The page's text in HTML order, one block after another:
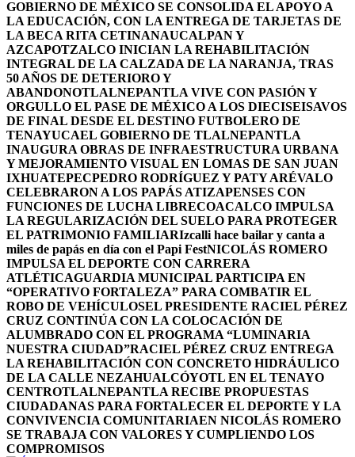
GOBIERNO DE MÉXICO SE CONSOLIDA EL APOYO A
LA EDUCACIÓN, CON LA ENTREGA DE TARJETAS DE
LA BECA RITA CETINANAUCALPAN Y
AZCAPOTZALCO INICIAN LA REHABILITACIÓN
INTEGRAL DE LA CALZADA DE LA NARANJA, TRAS
50 AÑOS DE DETERIORO Y
ABANDONOTLALNEPANTLA VIVE CON PASIÓN Y
ORGULLO EL PASE DE MÉXICO A LOS DIECISEISAVOS
DE FINAL DESDE EL DESTINO FUTBOLERO DE
TENAYUCAEL GOBIERNO DE TLALNEPANTLA
INAUGURA OBRAS DE INFRAESTRUCTURA URBANA
Y MEJORAMIENTO VISUAL EN LOMAS DE SAN JUAN
IXHUATEPECPEDRO RODRÍGUEZ Y PATY ARÉVALO
CELEBRARON A LOS PAPÁS ATIZAPENSES CON
FUNCIONES DE LUCHA LIBRECOACALCO IMPULSA
LA REGULARIZACIÓN DEL SUELO PARA PROTEGER
EL PATRIMONIO FAMILIARIzcalli hace bailar y canta a
miles de papás en día con el Papi FestNICOLÁS ROMERO
IMPULSA EL DEPORTE CON CARRERA
ATLÉTICAGUARDIA MUNICIPAL PARTICIPA EN
“OPERATIVO FORTALEZA” PARA COMBATIR EL
ROBO DE VEHÍCULOSEL PRESIDENTE RACIEL PÉREZ
CRUZ CONTINÚA CON LA COLOCACIÓN DE
ALUMBRADO CON EL PROGRAMA “LUMINARIA
NUESTRA CIUDAD”RACIEL PÉREZ CRUZ ENTREGA
LA REHABILITACIÓN CON CONCRETO HIDRÁULICO
DE LA CALLE NEZAHUALCÓYOTL EN EL TENAYO
CENTROTLALNEPANTLA RECIBE PROPUESTAS
CIUDADANAS PARA FORTALECER EL DEPORTE Y LA
CONVIVENCIA COMUNITARIAEN NICOLÁS ROMERO
SE TRABAJA CON VALORES Y CUMPLIENDO LOS
COMPROMISOS